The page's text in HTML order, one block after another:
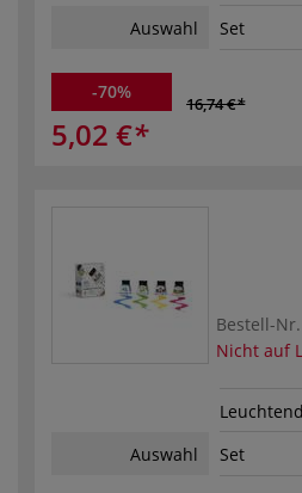
Auswahl
Set
-70%
16,74 €
5,02 €
Bestell-Nr.
Nicht auf
Auswahl
Set